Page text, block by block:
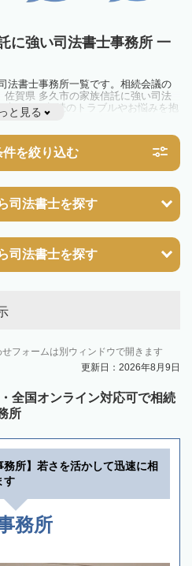
に強い司法書士事務所 一
法書士事務所一覧です。相続会議の
佐賀県 多久市の家族信託に強い司法
ます。相続のトラブルやお悩みを抱
相談してみましょう。
と見る
件を絞り込む
司法書士を探す
司法書士を探す
フォームは別ウィンドウで開きます
更新日：2026年8月9日
全国オンライン対応可で相続
所
務所】若さを活かして迅速に相
す
務所